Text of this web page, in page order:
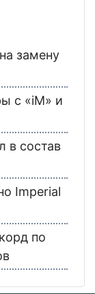
замену
с «iM» и
в состав
Imperial
по